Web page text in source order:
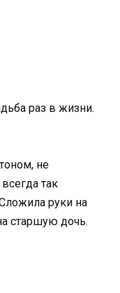
раз в жизни.
не
так
руки на
старшую дочь.